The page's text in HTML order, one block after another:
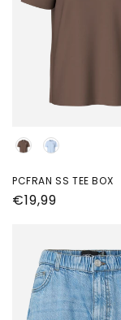
Kleur
PCFRAN SS TEE BOX
Normale
€19,99